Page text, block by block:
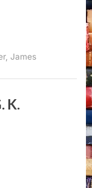
James
K.